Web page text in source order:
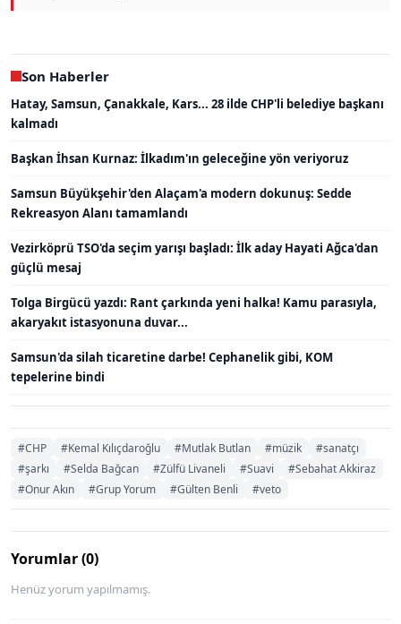
Son Haberler
Hatay, Samsun, Çanakkale, Kars... 28 ilde CHP'li belediye başkanı
kalmadı
Başkan İhsan Kurnaz: İlkadım'ın geleceğine yön veriyoruz
Samsun Büyükşehir'den Alaçam'a modern dokunuş: Sedde
Rekreasyon Alanı tamamlandı
Vezirköprü TSO'da seçim yarışı başladı: İlk aday Hayati Ağca'dan
güçlü mesaj
Tolga Birgücü yazdı: Rant çarkında yeni halka! Kamu parasıyla,
akaryakıt istasyonuna duvar...
Samsun'da silah ticaretine darbe! Cephanelik gibi, KOM
tepelerine bindi
#CHP #Kemal Kılıçdaroğlu #Mutlak Butlan #müzik
#sanatçı
#şarkı
#Selda Bağcan #Zülfü Livaneli #Suavi
#Sebahat Akkiraz
#Onur Akın
#Grup Yorum #Gülten Benli #veto
Yorumlar (0)
Henüz yorum yapılmamış.